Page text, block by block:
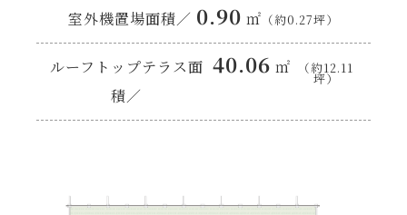
室外機置場面積／ 0.90 ㎡ （約0.27坪）
ルーフトップテラス面
積／
40.06 ㎡ （約12.11
坪）